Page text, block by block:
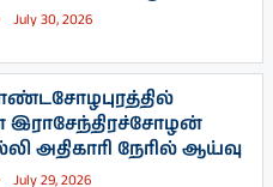
July 30, 2026
அதிகாரி நேரில் ஆய்வு
July 29, 2026